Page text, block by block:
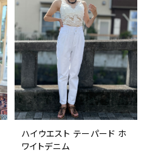
ハイウエスト テーパード ホ
ワイトデニム